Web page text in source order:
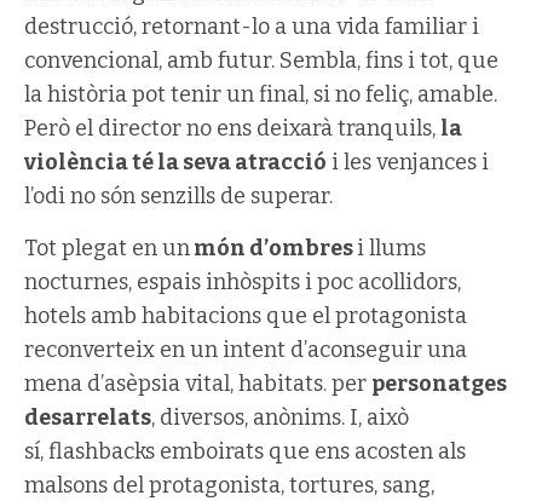
destrucció, retornant-lo a una vida familiar i
convencional, amb futur. Sembla, fins i tot, que
la història pot tenir un final, si no feliç, amable.
Però el director no ens deixarà tranquils, la
violència té la seva atracció i les venjances i
l’odi no són senzills de superar.
Tot plegat en unmón d’ombresi llums
nocturnes, espais inhòspits i poc acollidors,
hotels amb habitacions que el protagonista
reconverteix en un intent d’aconseguir una
mena d’asèpsia vital, habitats. per personatges
desarrelats, diversos, anònims. I, això
sí, flashbacks emboirats que ens acosten als
malsons del protagonista, tortures, sang,